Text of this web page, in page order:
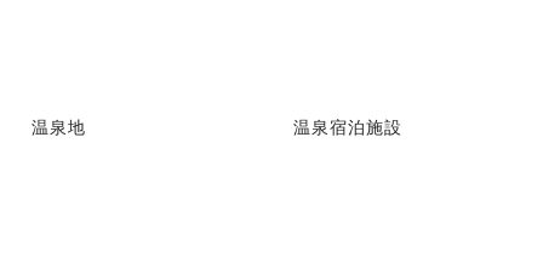
温泉地 温泉宿泊施設